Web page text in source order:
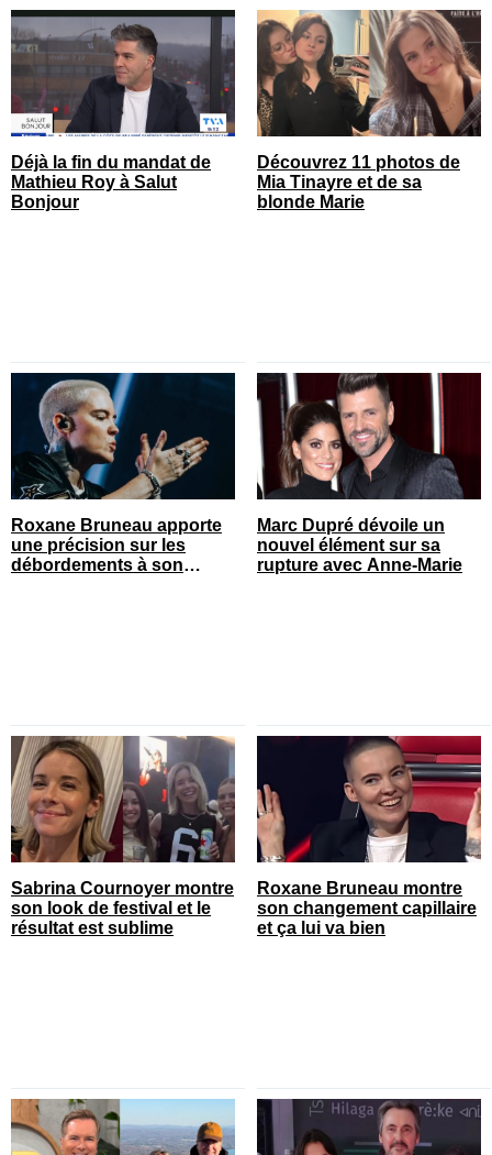
Déjà la fin du mandat de
Mathieu Roy à Salut
Bonjour
Découvrez 11 photos de
Mia Tinayre et de sa
blonde Marie
Roxane Bruneau apporte
une précision sur les
débordements à son
Marc Dupré dévoile un
nouvel élément sur sa
rupture avec Anne-Marie
Sabrina Cournoyer montre
son look de festival et le
résultat est sublime
Roxane Bruneau montre
son changement capillaire
et ça lui va bien